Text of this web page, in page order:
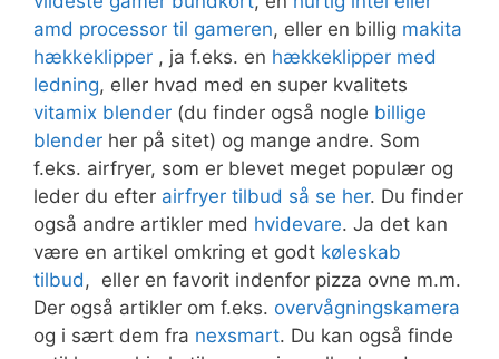
amd processor til gameren, eller en billig makita
hækkeklipper , ja f.eks. en hækkeklipper med
ledning, eller hvad med en super kvalitets
vitamix blender (du finder også nogle billige
blender her på sitet) og mange andre. Som
f.eks. airfryer, som er blevet meget populær og
leder du efter airfryer tilbud så se her. Du finder
også andre artikler med hvidevare. Ja det kan
være en artikel omkring et godt køleskab
tilbud, eller en favorit indenfor pizza ovne m.m.
Der også artikler om f.eks. overvågningskamera
og i sært dem fra nexsmart. Du kan også finde